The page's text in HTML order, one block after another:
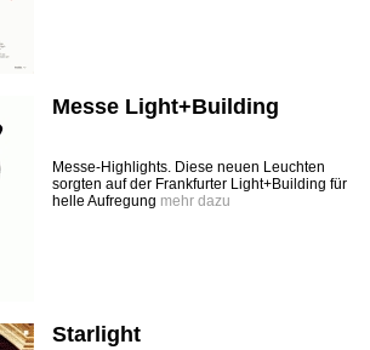
Messe Light+Building
Messe-Highlights. Diese neuen Leuchten
sorgten auf der Frankfurter Light+Building für
helle Aufregung mehr dazu
Starlight